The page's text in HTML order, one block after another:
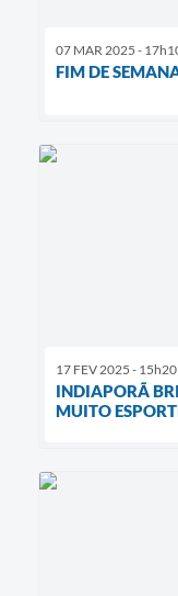
07 MAR 2025 -
FIM DE
17 FEV 2025 - 15h20
INDIAPORÃ
MUITO